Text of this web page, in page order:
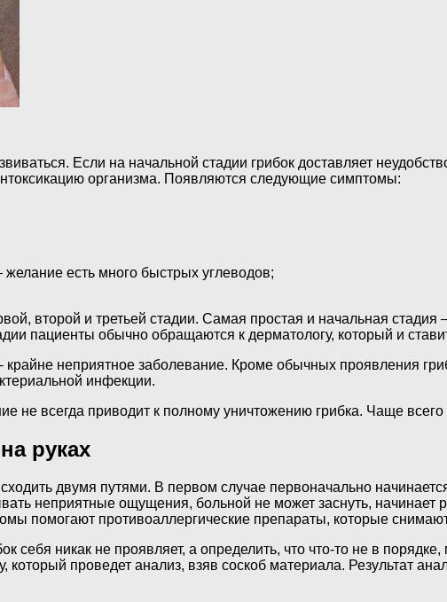
Если на начальной стадии грибок доставляет
организма. Появляются следующие симптомы:
желание есть много быстрых углеводов;
второй и третьей стадии. Самая простая и начальная
пациенты обычно обращаются к дерматологу, который и
неприятное заболевание. Кроме обычных проявления
инфекции.
не всегда приводит к полному уничтожению грибка. Чаще
руках
двумя путями. В первом случае первоначально
неприятные ощущения, больной не может заснуть, начинает
помогают противоаллергические препараты, которые
себя никак не проявляет, а определить, что что-то не в
который проведет анализ, взяв соскоб материала. Результат